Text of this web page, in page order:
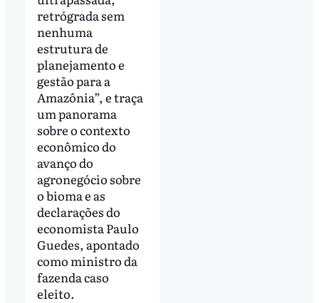
retrógrada sem
nenhuma
estrutura de
planejamento e
gestão para a
Amazônia”, e traça
um panorama
sobre o contexto
econômico do
avanço do
agronegócio sobre
o bioma e as
declarações do
economista Paulo
Guedes, apontado
como ministro da
fazenda caso
eleito.